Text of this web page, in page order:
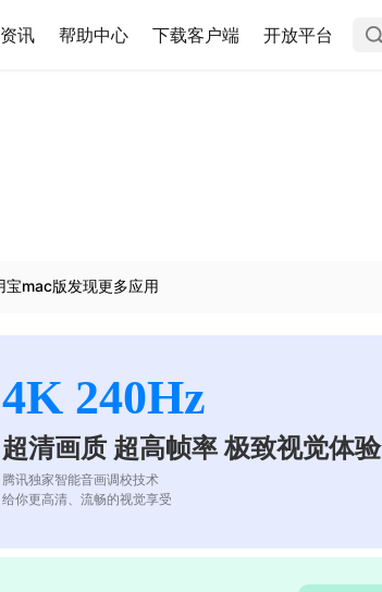
资讯 帮助中心 下载客户端 开放平台
宝mac版发现更多应用
4K 240Hz
超清画质 超高帧率 极致视觉体验
腾讯独家智能音画调校技术
给你更高清、流畅的视觉享受